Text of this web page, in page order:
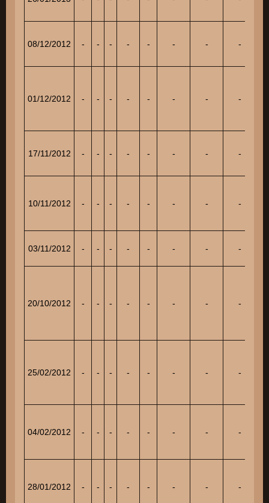
08/12/2012 - - - - - - - -
01/12/2012 - - - - - - - -
17/11/2012 - - - - - - - -
10/11/2012 - - - - - - - -
03/11/2012 - - - - - - - -
20/10/2012 - - - - - - - -
25/02/2012 - - - - - - - -
04/02/2012 - - - - - - - -
28/01/2012 - - - - - - - -